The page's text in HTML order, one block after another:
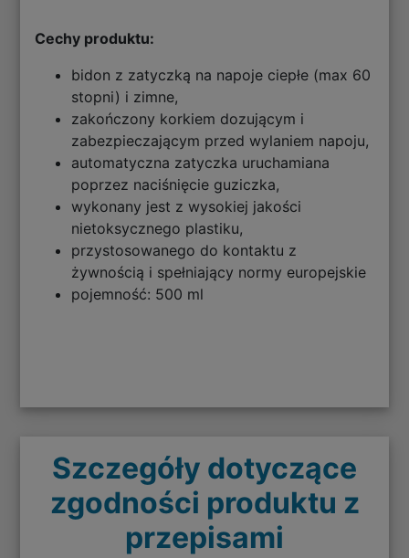
Cechy produktu:
bidon z zatyczką na napoje ciepłe (max 60
stopni) i zimne,
zakończony korkiem dozującym i
zabezpieczającym przed wylaniem napoju,
automatyczna zatyczka uruchamiana
poprzez naciśnięcie guziczka,
wykonany jest z wysokiej jakości
nietoksycznego plastiku,
przystosowanego do kontaktu z
żywnością i spełniający normy europejskie
pojemność: 500 ml
Szczegóły dotyczące
zgodności produktu z
przepisami